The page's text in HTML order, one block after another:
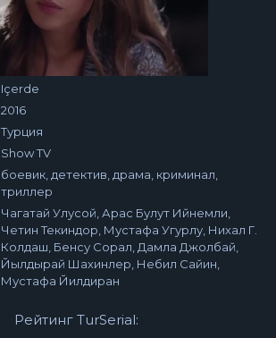
Içerde
2016
Турция
Show TV
боевик, детектив, драма, криминал,
триллер
Чагатай Улусой, Арас Булут Ийнемли,
Четин Текиндор, Мустафа Угурлу, Нихал Г.
Колдаш, Бенсу Сорал, Дамла Джолбай,
Йылдырай Шахинлер, Небил Сайин,
Мустафа Йилдиран
Рейтинг TurSerial: